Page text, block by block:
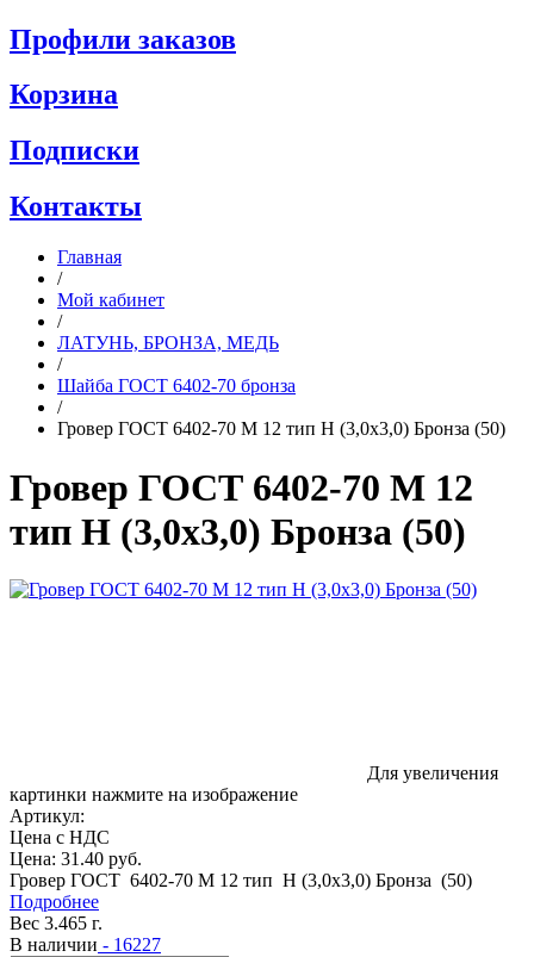
Профили заказов
Корзина
Подписки
Контакты
Главная
/
Мой кабинет
/
ЛАТУНЬ, БРОНЗА, МЕДЬ
/
Шайба ГОСТ 6402-70 бронза
/
Гровер ГОСТ 6402-70 M 12 тип Н (3,0x3,0) Бронза (50)
Гровер ГОСТ 6402-70 M 12
тип Н (3,0x3,0) Бронза (50)
Для увеличения
картинки нажмите на изображение
Артикул:
Цена с НДС
Цена: 31.40 руб.
Гровер ГОСТ 6402-70 M 12 тип Н (3,0x3,0) Бронза (50)
Подробнее
Вес 3.465 г.
В наличии - 16227